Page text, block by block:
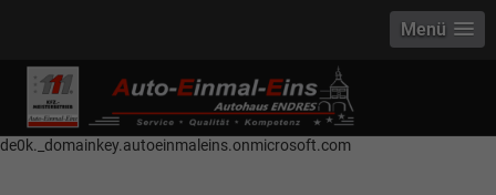
------------ Host Name : selector1._domainkey Points to address or value:
selector1-aee-de0k._domainkey.autoeinmaleins.onmicrosoft.com Host
Name : selector2._domainkey Points to address or value: selector2-aee-
de0k._domainkey.autoeinmaleins.onmicrosoft.com
Menü